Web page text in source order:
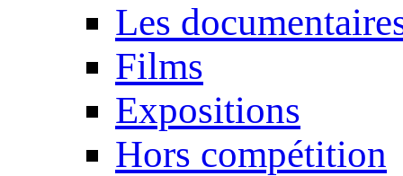
Les
Films
Expositions
Hors compétition